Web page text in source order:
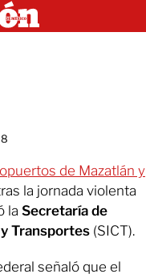
de Mazatlán y
la jornada violenta
la Secretaría de
Transportes (SICT).
señaló que el